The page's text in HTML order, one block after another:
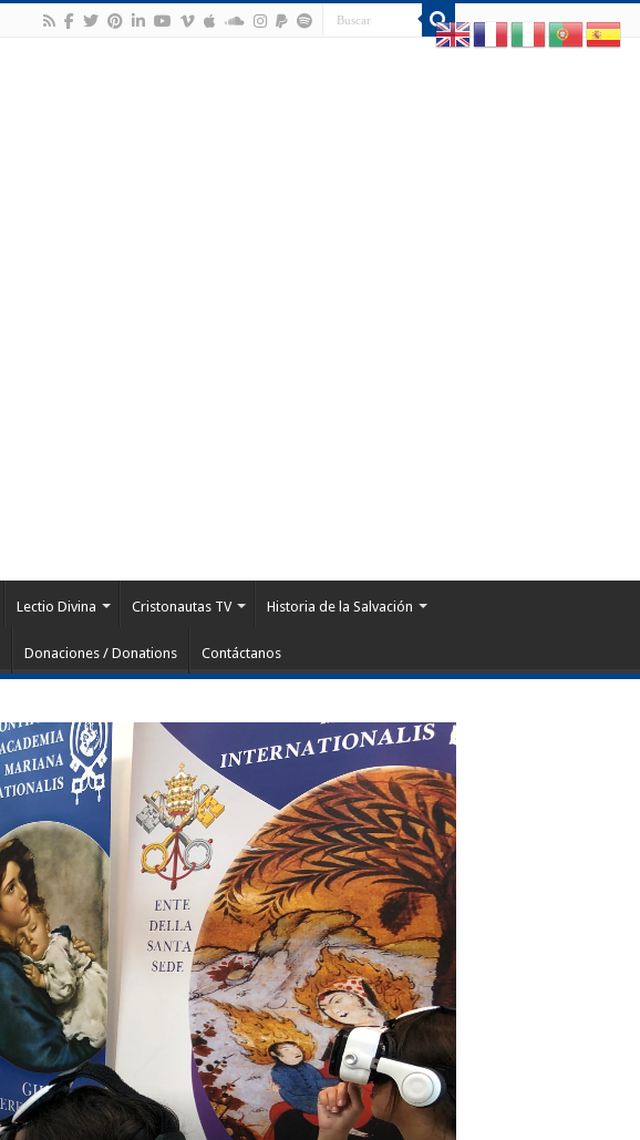
Lectio Divina Cristonautas TV Historia de la Salvación
Donaciones / Donations Contáctanos